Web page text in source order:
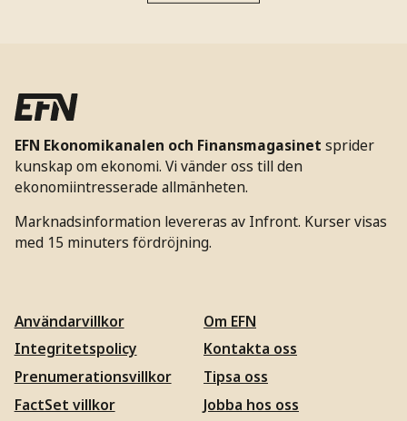
EFN Ekonomikanalen och Finansmagasinet sprider
kunskap om ekonomi. Vi vänder oss till den
ekonomiintresserade allmänheten.
Marknadsinformation levereras av Infront. Kurser visas
med 15 minuters fördröjning.
Användarvillkor
Integritetspolicy
Prenumerationsvillkor
FactSet villkor
Om EFN
Kontakta oss
Tipsa oss
Jobba hos oss